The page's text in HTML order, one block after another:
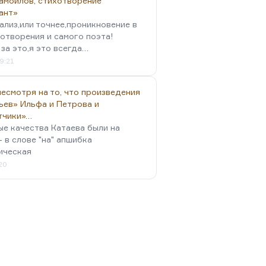
точнее,проникновение в
и самого поэта!
это,я это всегда…
на то, что произведения
Ильфа и Петрова и
качества Катаева были на
в слове "на" апшибка